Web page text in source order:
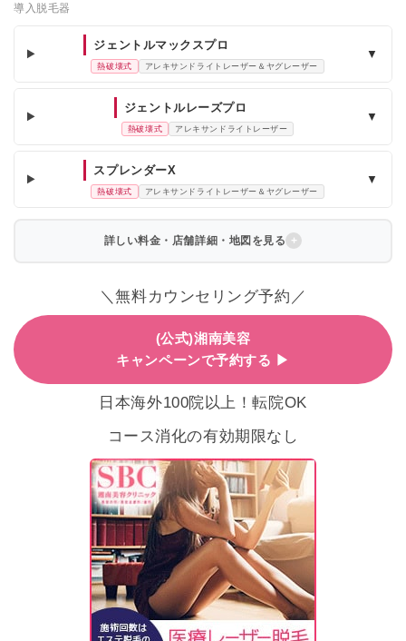
導入脱毛器
ジェントルマックスプロ
熱破壊式 アレキサンドライトレーザー＆ヤグレーザー
▼
ジェントルレーズプロ
熱破壊式 アレキサンドライトレーザー
▼
スプレンダーX
熱破壊式 アレキサンドライトレーザー＆ヤグレーザー
▼
詳しい料金・店舗詳細・地図を見る
＼無料カウンセリング予約／
(公式)湘南美容
キャンペーンで予約する ▶
日本海外100院以上！転院OK
コース消化の有効期限なし